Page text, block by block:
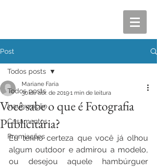
Post
Todos posts
Inauguração
Casamentos
Premiações
Todos posts
Você sabe o que é Fotografia
Publicitária?
Mariane Faria
30 de abr. de 20191 min de leitura
Eu tenho certeza que você já olhou
algum outdoor e admirou a modelo,
ou desejou aquele hambúrguer